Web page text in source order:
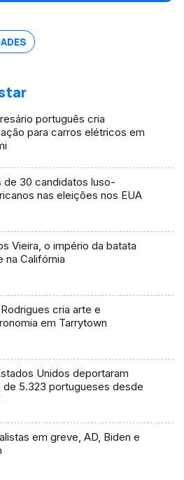
Gaspar Dias
português cria
para carros elétricos em
de 30 candidatos luso-
nas eleições nos EUA
Vieira, o império da batata
na Califórnia
cria arte e
em Tarrytown
Unidos deportaram
de 5.323 portugueses desde
em greve, AD, Biden e